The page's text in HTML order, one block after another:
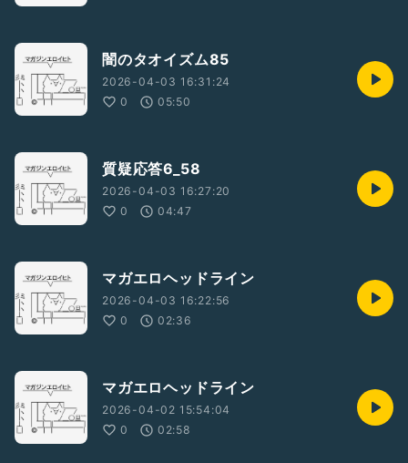
闇のタオイズム85
2026-04-03 16:31:24
0
05:50
質疑応答6_58
2026-04-03 16:27:20
0
04:47
マガエロヘッドライン
2026-04-03 16:22:56
0
02:36
マガエロヘッドライン
2026-04-02 15:54:04
0
02:58